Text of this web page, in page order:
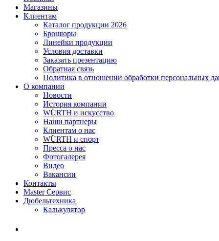
Магазины
Клиентам
Каталог продукции 2026
Брошюры
Линейки продукции
Условия доставки
Заказать презентацию
Обратная связь
Политика в отношении обработки персональных
О компании
Новости
История компании
WÜRTH и искусство
Наши партнеры
Клиентам о нас
WÜRTH и спорт
Пресса о нас
Фотогалерея
Видео
Вакансии
Контакты
Master Сервис
Дюбельтехника
Калькулятор